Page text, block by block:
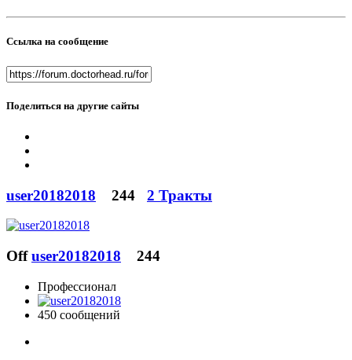
Ссылка на сообщение
Поделиться на другие сайты
user20182018 244 2 Тракты
Off user20182018 244
Профессионал
450 сообщений